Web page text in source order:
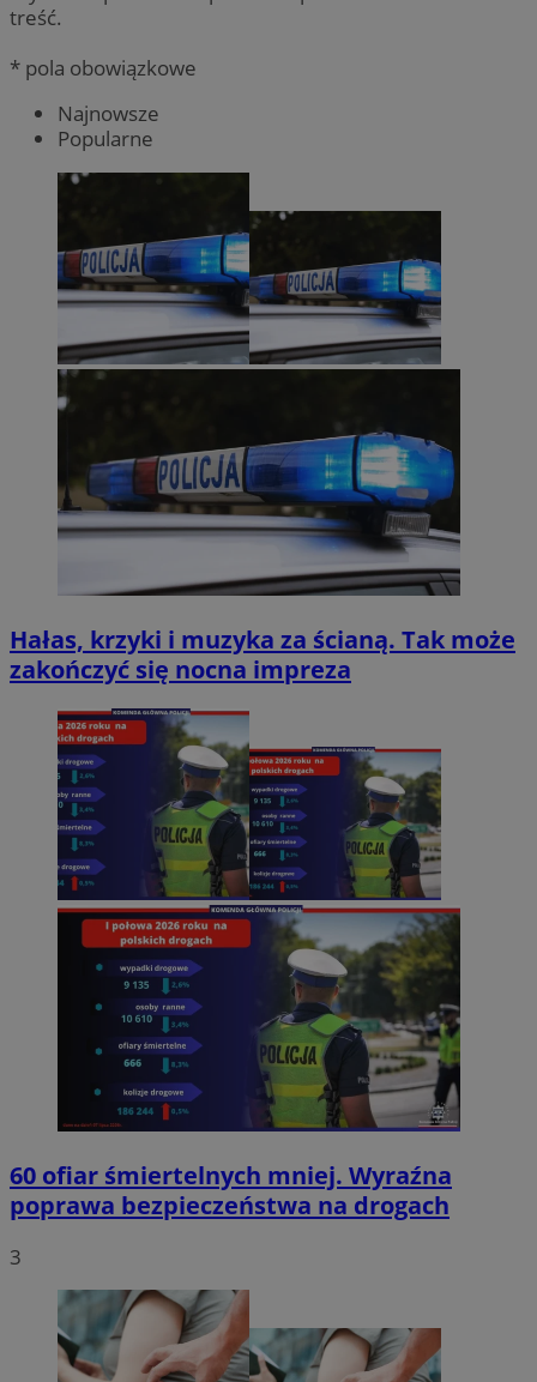
treść.
* pola obowiązkowe
Najnowsze
Popularne
Hałas, krzyki i muzyka za ścianą. Tak może
zakończyć się nocna impreza
60 ofiar śmiertelnych mniej. Wyraźna
poprawa bezpieczeństwa na drogach
3